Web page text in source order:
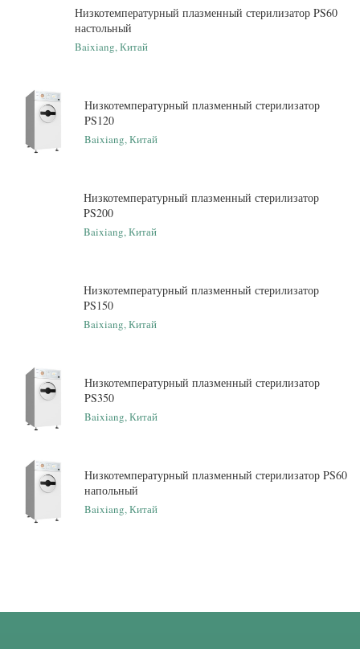
Низкотемпературный плазменный стерилизатор PS60
настольный
Baixiang, Китай
Низкотемпературный плазменный стерилизатор
PS120
Baixiang, Китай
Низкотемпературный плазменный стерилизатор
PS200
Baixiang, Китай
Низкотемпературный плазменный стерилизатор
PS150
Baixiang, Китай
Низкотемпературный плазменный стерилизатор
PS350
Baixiang, Китай
Низкотемпературный плазменный стерилизатор PS60
напольный
Baixiang, Китай